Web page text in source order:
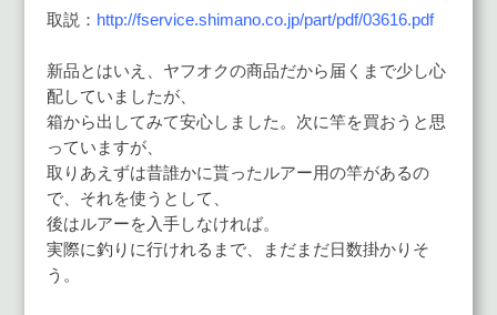
取説： http://fservice.shimano.co.jp/part/pdf/03616.pdf
新品とはいえ、ヤフオクの商品だから届くまで少し心
配していましたが、
箱から出してみて安心しました。次に竿を買おうと思
っていますが、
取りあえずは昔誰かに貰ったルアー用の竿があるの
で、それを使うとして、
後はルアーを入手しなければ。
実際に釣りに行けれるまで、まだまだ日数掛かりそ
う。